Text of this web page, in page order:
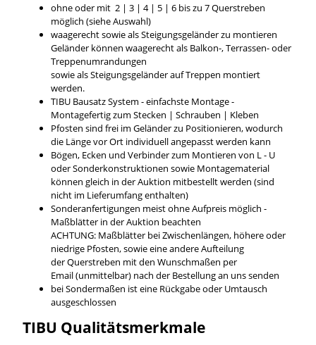
ohne oder mit 2 | 3 | 4 | 5 | 6 bis zu 7 Querstreben
möglich (siehe Auswahl)
waagerecht sowie als Steigungsgeländer zu montieren
Geländer können waagerecht als Balkon-, Terrassen- oder
Treppenumrandungen
sowie als Steigungsgeländer auf Treppen montiert
werden.
TIBU Bausatz System - einfachste Montage -
Montagefertig zum Stecken | Schrauben | Kleben
Pfosten sind frei im Geländer zu Positionieren, wodurch
die Länge vor Ort individuell angepasst werden kann
Bögen, Ecken und Verbinder zum Montieren von L - U
oder Sonderkonstruktionen sowie Montagematerial
können gleich in der Auktion mitbestellt werden (sind
nicht im Lieferumfang enthalten)
Sonderanfertigungen meist ohne Aufpreis möglich -
Maßblätter in der Auktion beachten
ACHTUNG: Maßblätter bei Zwischenlängen, höhere oder
niedrige Pfosten, sowie eine andere Aufteilung
der Querstreben mit den Wunschmaßen per
Email (unmittelbar) nach der Bestellung an uns senden
bei Sondermaßen ist eine Rückgabe oder Umtausch
ausgeschlossen
TIBU Qualitätsmerkmale